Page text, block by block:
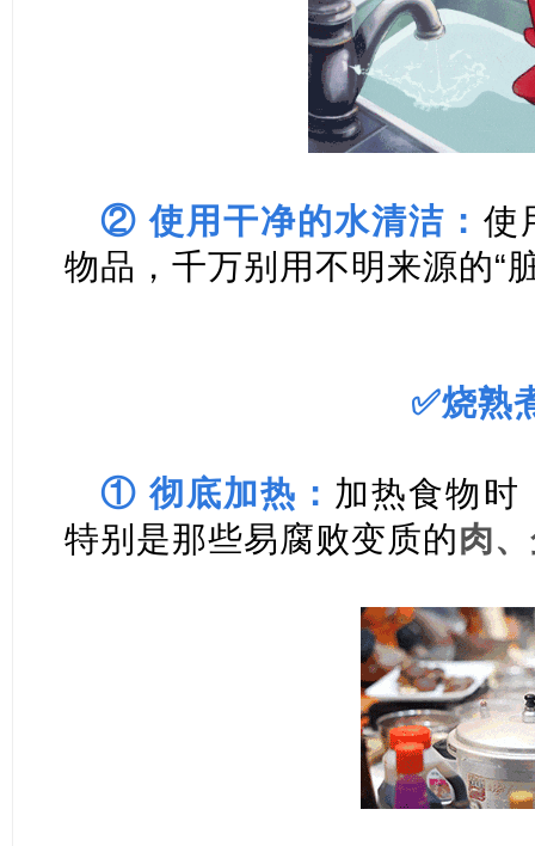
② 使用干净的水清洁： 使
物品，千万别用不明来源的“
✅烧熟
① 彻底加热： 加热食物时
特别是那些易腐败变质的肉